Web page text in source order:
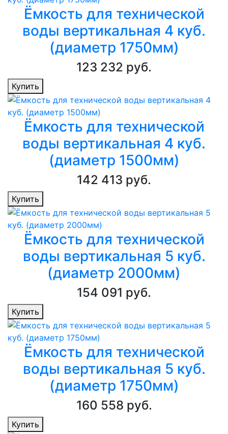
Ёмкость для технической
воды вертикальная 4 куб.
(диаметр 1750мм)
123 232 руб.
Купить
Ёмкость для технической
воды вертикальная 4 куб.
(диаметр 1500мм)
142 413 руб.
Купить
Ёмкость для технической
воды вертикальная 5 куб.
(диаметр 2000мм)
154 091 руб.
Купить
Ёмкость для технической
воды вертикальная 5 куб.
(диаметр 1750мм)
160 558 руб.
Купить